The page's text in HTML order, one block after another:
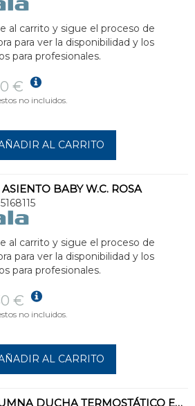
al carrito y sigue el proceso de
para ver la disponibilidad y los
para profesionales.
€
no incluidos.
AL CARRITO
BABY W.C. ROSA
5168115
al carrito y sigue el proceso de
para ver la disponibilidad y los
para profesionales.
€
no incluidos.
AL CARRITO
COLUMNA DUCHA TERMOSTÁTICO EXTENSIBLE ONIS